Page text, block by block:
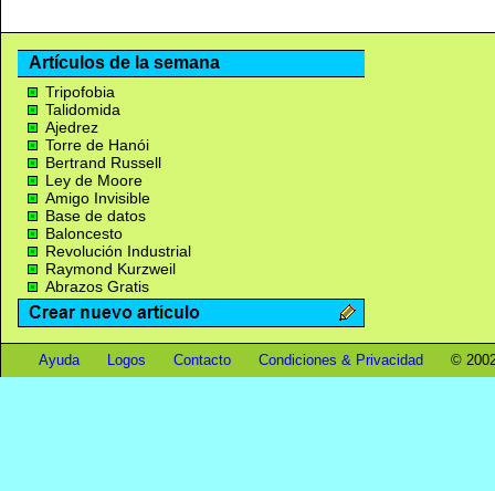
Artículos de la semana
Tripofobia
Talidomida
Ajedrez
Torre de Hanói
Bertrand Russell
Ley de Moore
Amigo Invisible
Base de datos
Baloncesto
Revolución Industrial
Raymond Kurzweil
Abrazos Gratis
Ayuda Logos Contacto Condiciones & Privacidad ©